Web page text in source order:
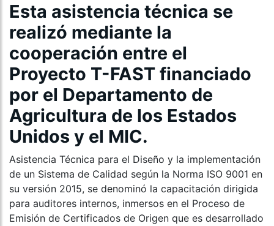
Esta asistencia técnica se
realizó mediante la
cooperación entre el
Proyecto T-FAST financiado
por el Departamento de
Agricultura de los Estados
Unidos y el MIC.
Asistencia Técnica para el Diseño y la implementación
de un Sistema de Calidad según la Norma ISO 9001 en
su versión 2015, se denominó la capacitación dirigida
para auditores internos, inmersos en el Proceso de
Emisión de Certificados de Origen que es desarrollado